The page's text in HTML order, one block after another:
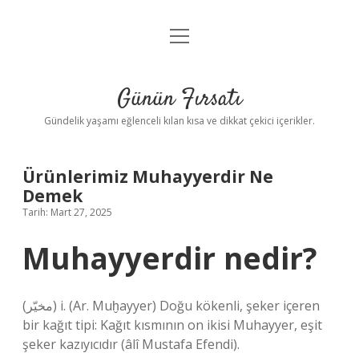
Anasayfa
Yasal Uyarı
menüyü
Günün Fırsatı
Gündelik yaşamı eğlenceli kılan kısa ve dikkat çekici içerikler.
Ürünlerimiz Muhayyerdir Ne
Demek
Tarih: Mart 27, 2025
Muhayyerdir nedir?
(ﻣﺨﻴّﺮ) i. (Ar. Muḫayyer) Doğu kökenli, şeker içeren
bir kağıt tipi: Kağıt kısmının on ikisi Muhayyer, eşit
şeker kazıyıcıdır (âlî Mustafa Efendi).